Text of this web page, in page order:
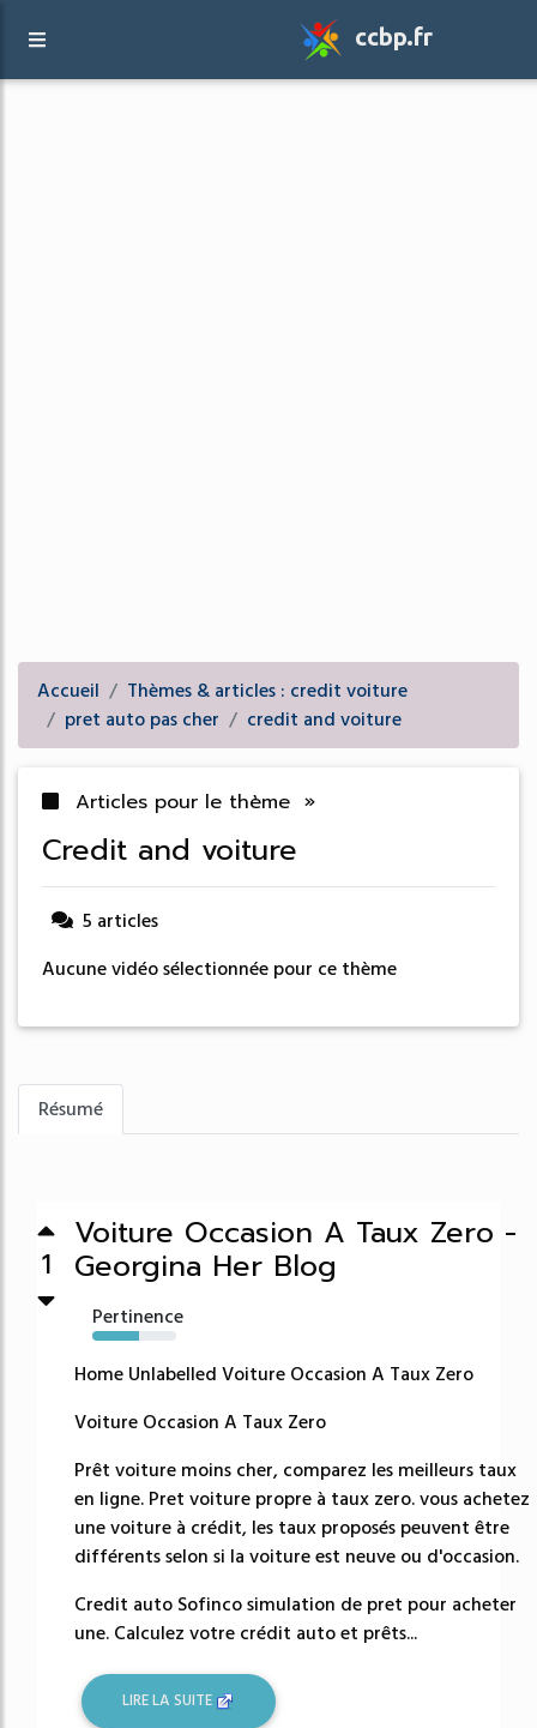
ccbp.fr
Accueil
Thèmes & articles : credit voiture
pret auto pas cher
credit and voiture
Articles pour le thème »
credit and voiture
5 articles
Aucune vidéo sélectionnée pour ce thème
Résumé
1
Voiture Occasion A Taux Zero -
Georgina Her Blog
Pertinence
55%
Home Unlabelled Voiture Occasion A Taux Zero
Voiture Occasion A Taux Zero
Prêt voiture moins cher, comparez les meilleurs taux
en ligne. Pret voiture propre à taux zero. vous achetez
une voiture à crédit, les taux proposés peuvent être
différents selon si la voiture est neuve ou d'occasion.
Credit auto Sofinco simulation de pret pour acheter
une. Calculez votre crédit auto et prêts...
LIRE LA SUITE